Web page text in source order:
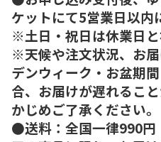
ケットにて5営業日以内
※土日・祝日は休業日と
※天候や注文状況、お
デンウィーク・お盆期
合、お届けが遅れるこ
かじめご了承ください。
●送料：全国一律990円